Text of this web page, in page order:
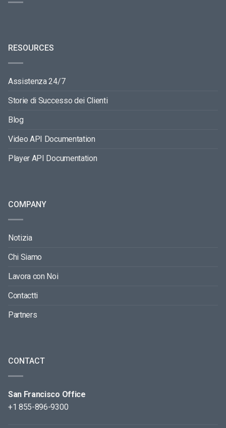
RESOURCES
Assistenza 24/7
Storie di Successo dei Clienti
Blog
Video API Documentation
Player API Documentation
COMPANY
Notizia
Chi Siamo
Lavora con Noi
Contactti
Partners
CONTACT
San Francisco Office
+1 855-896-9300